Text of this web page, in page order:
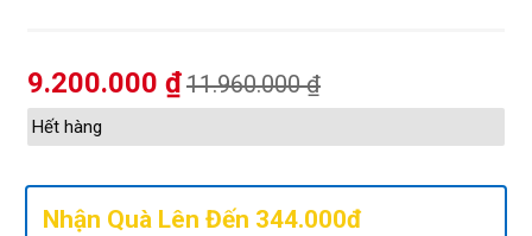
9.200.000 ₫11.960.000₫
Hết hàng
Nhận Quà Lên Đến 344.000đ